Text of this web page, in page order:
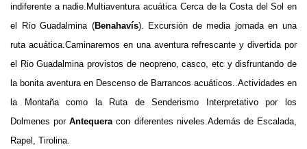
indiferente a nadie.Multiaventura acuática Cerca de la Costa del Sol en
el Río Guadalmina(Benahavís). Excursión de media jornada en una
ruta acuática.Caminaremos en una aventura refrescantey divertida por
el Rio Guadalmina provistos de neopreno, casco, etc y disfruntando de
la bonita aventura en Descenso de Barrancos acuáticos..Actividades en
la Montaña como la Ruta de Senderismo Interpretativo por los
Dolmenes porAntequeracon diferentes niveles.Además de Escalada,
Rapel, Tirolina.